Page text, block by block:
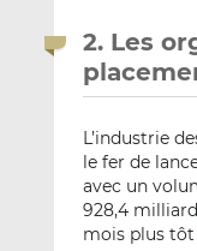
2. Les
L’industrie
le fer de
avec un
928,4
mois plus tôt